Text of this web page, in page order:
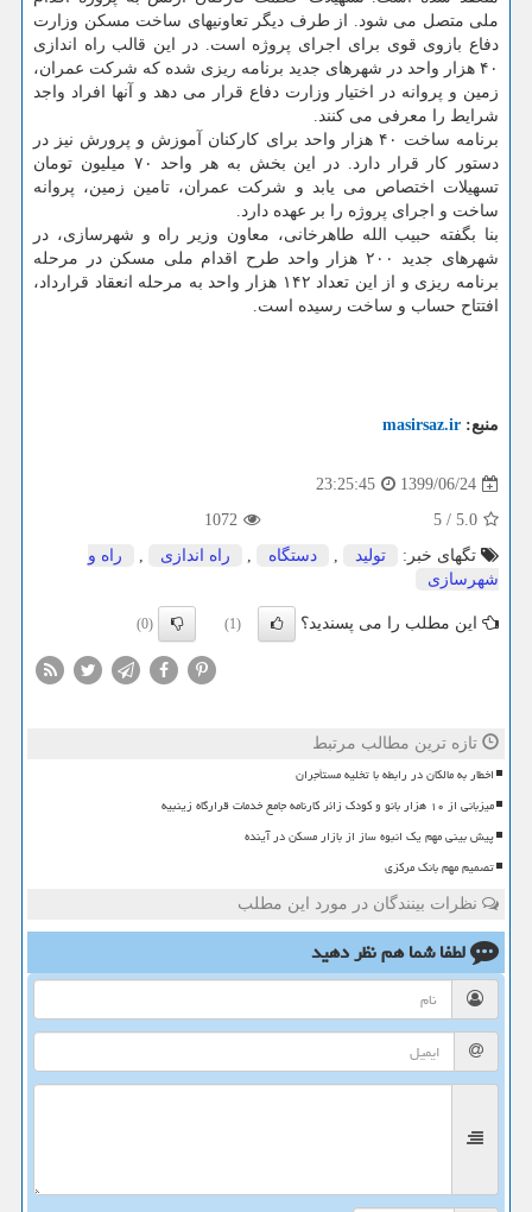
ملی متصل می شود. از طرف دیگر تعاونیهای ساخت مسکن وزارت
دفاع بازوی قوی برای اجرای پروژه است. در این قالب راه اندازی
۴۰ هزار واحد در شهرهای جدید برنامه ریزی شده که شرکت عمران،
زمین و پروانه در اختیار وزارت دفاع قرار می دهد و آنها افراد واجد
شرایط را معرفی می کنند.
برنامه ساخت ۴۰ هزار واحد برای کارکنان آموزش و پرورش نیز در
دستور کار قرار دارد. در این بخش به هر واحد ۷۰ میلیون تومان
تسهیلات اختصاص می یابد و شرکت عمران، تامین زمین، پروانه
ساخت و اجرای پروژه را بر عهده دارد.
بنا بگفته حبیب الله طاهرخانی، معاون وزیر راه و شهرسازی، در
شهرهای جدید ۲۰۰ هزار واحد طرح اقدام ملی مسکن در مرحله
برنامه ریزی و از این تعداد ۱۴۲ هزار واحد به مرحله انعقاد قرارداد،
افتتاح حساب و ساخت رسیده است.
منبع: masirsaz.ir
1399/06/24
23:25:45
5.0
/
5
1072
تگهای خبر:
تولید , دستگاه , راه اندازی ,
راه و
شهرسازی
این مطلب را می پسندید؟ (1)
(0)
تازه ترین مطالب مرتبط
اخطار به مالکان در رابطه با تخلیه مستأجران
میزبانی از ۱۰ هزار بانو و کودک زائر کارنامه جامع خدمات قرارگاه زینبیه
پیش بینی مهم یک انبوه ساز از بازار مسکن در آینده
تصمیم مهم بانک مرکزی
نظرات بینندگان در مورد این مطلب
لطفا شما همنظر دهید